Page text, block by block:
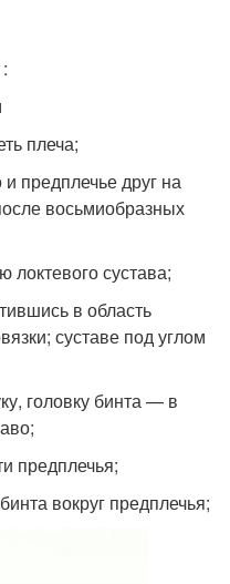
плеча;
предплечье друг на
восьмиобразных
локтевого сустава;
в область
суставе под углом
головку бинта — в
предплечья;
вокруг предплечья;